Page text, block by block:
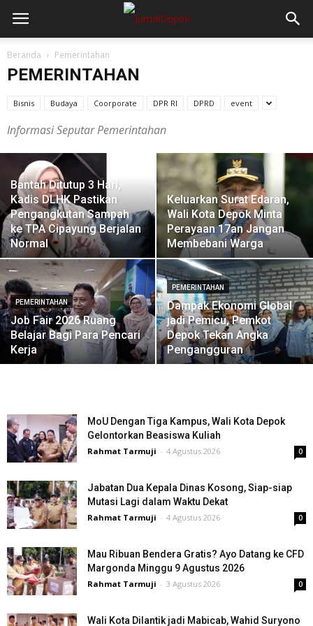
Beranda Pemerintahan
PEMERINTAHAN
Bisnis Budaya Coorporate DPR RI DPRD event
Informasi Seputar Pemerintahan
Bantah Ditutup 3 Hari,
Kadis DLHK Pastikan
Pengangkutan Sampah
ke TPA Cipayung Berjalan
Normal
Keluarkan Surat Edaran,
Wali Kota Depok Minta
Perayaan 17an Jangan
Membebani Warga
PEMERINTAHAN
Job Fair 2026 Ruang
Belajar Bagi Para Pencari
Kerja
PEMERINTAHAN
Dampak Ekonomi Global
jadi Pemicu, Pemkot
Depok Tekan Angka
Pengangguran
MoU Dengan Tiga Kampus, Wali Kota Depok
Gelontorkan Beasiswa Kuliah
Rahmat Tarmuji - 4 Agustus 2026 0
Jabatan Dua Kepala Dinas Kosong, Siap-siap
Mutasi Lagi dalam Waktu Dekat
Rahmat Tarmuji - 4 Agustus 2026 0
Mau Ribuan Bendera Gratis? Ayo Datang ke CFD
Margonda Minggu 9 Agustus 2026
Rahmat Tarmuji - 3 Agustus 2026 0
Wali Kota Dilantik jadi Mabicab, Wahid Suryono